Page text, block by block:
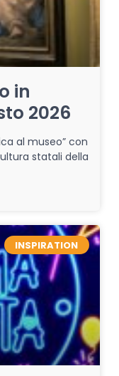
in
2026
al museo” con
statali della
INSPIRATION